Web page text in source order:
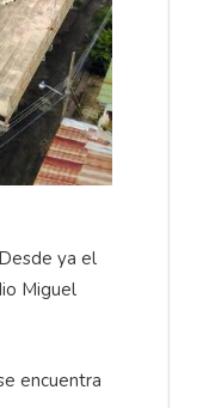
ya el
Miguel
encuentra